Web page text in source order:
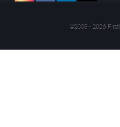
©2003 - 2026